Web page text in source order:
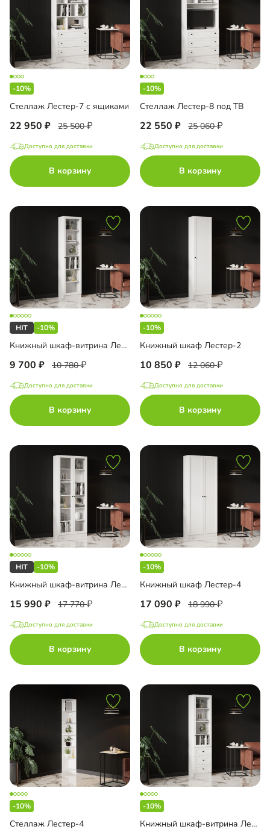
-10%
Стеллаж Лестер-7 с ящиками
22 950 25 500
Доступно для доставки
В корзину
-10%
Стеллаж Лестер-8 под ТВ
22 550 25 060
Доступно для доставки
В корзину
-10%
Книжный шкаф-витрина Лестер-1
9 700 10 780
Доступно для доставки
В корзину
-10%
Книжный шкаф Лестер-2
10 850 12 060
Доступно для доставки
В корзину
-10%
Книжный шкаф-витрина Лестер-3
15 990 17 770
Доступно для доставки
В корзину
-10%
Книжный шкаф Лестер-4
17 090 18 990
Доступно для доставки
В корзину
-10%
Стеллаж Лестер-4
-10%
Книжный шкаф-витрина Лестер-5 с ящиками